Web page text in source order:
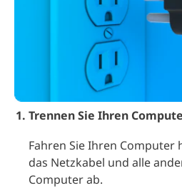
Trennen Sie Ihren
Fahren Sie Ihren Computer
das Netzkabel und alle
Computer ab.